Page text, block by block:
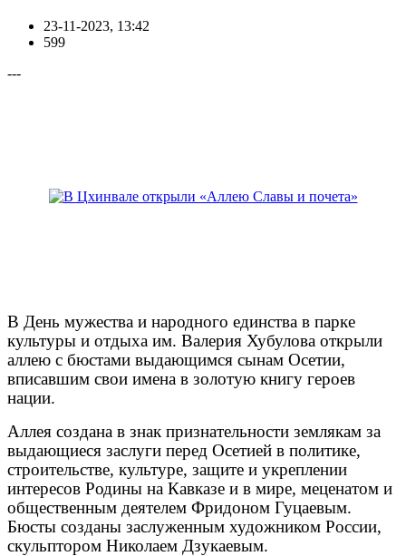
23-11-2023, 13:42
599
---
В День мужества и народного единства в парке
культуры и отдыха им. Валерия Хубулова открыли
аллею с бюстами выдающимся сынам Осетии,
вписавшим свои имена в золотую книгу героев
нации.
Аллея создана в знак признательности землякам за
выдающиеся заслуги перед Осетией в политике,
строительстве, культуре, защите и укреплении
интересов Родины на Кавказе и в мире, меценатом и
общественным деятелем Фридоном Гуцаевым.
Бюсты созданы заслуженным художником России,
скульптором Николаем Дзукаевым.